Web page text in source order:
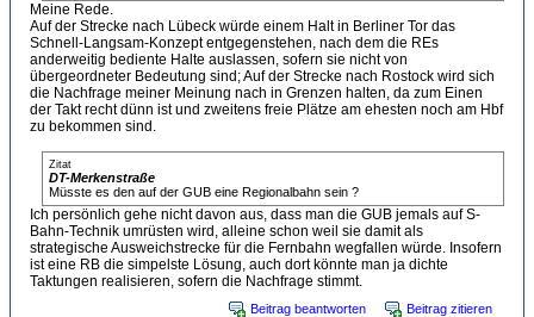
Meine Rede.
Auf der Strecke nach Lübeck würde einem Halt in Berliner Tor das
Schnell-Langsam-Konzept entgegenstehen, nach dem die REs
anderweitig bediente Halte auslassen, sofern sie nicht von
übergeordneter Bedeutung sind; Auf der Strecke nach Rostock wird sich
die Nachfrage meiner Meinung nach in Grenzen halten, da zum Einen
der Takt recht dünn ist und zweitens freie Plätze am ehesten noch am Hbf
zu bekommen sind.
Zitat
DT-Merkenstraße
Müsste es den auf der GUB eine Regionalbahn sein ?
Ich persönlich gehe nicht davon aus, dass man die GUB jemals auf S-
Bahn-Technik umrüsten wird, alleine schon weil sie damit als
strategische Ausweichstrecke für die Fernbahn wegfallen würde. Insofern
ist eine RB die simpelste Lösung, auch dort könnte man ja dichte
Taktungen realisieren, sofern die Nachfrage stimmt.
Beitrag beantworten Beitrag zitieren